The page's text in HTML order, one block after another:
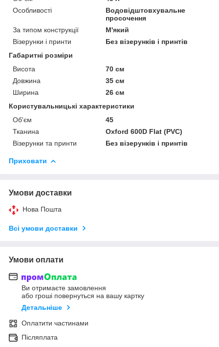
Особливості
Водовідштовхувальне
просочення
За типом конструкції
М'який
Візерунки і принти
Без візерунків і принтів
Габаритні розміри
Висота
70 см
Довжина
35 см
Ширина
26 см
Користувальницькі характеристики
Об'єм
45
Тканина
Oxford 600D Flat (PVC)
Візерунки та принти
Без візерунків і принтів
Приховати
Умови доставки
Нова Пошта
Всі умови доставки
Умови оплати
Ви отримаєте замовлення
або гроші повернуться на вашу картку
Детальніше
Оплатити частинами
Післяплата